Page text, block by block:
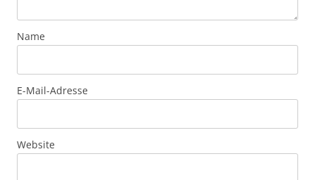
Name
E-Mail-Adresse
Website